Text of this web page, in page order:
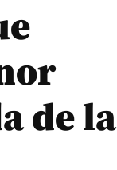
de la